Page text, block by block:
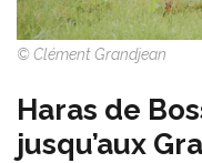
© Clément Grandjean
Haras de
jusqu’aux